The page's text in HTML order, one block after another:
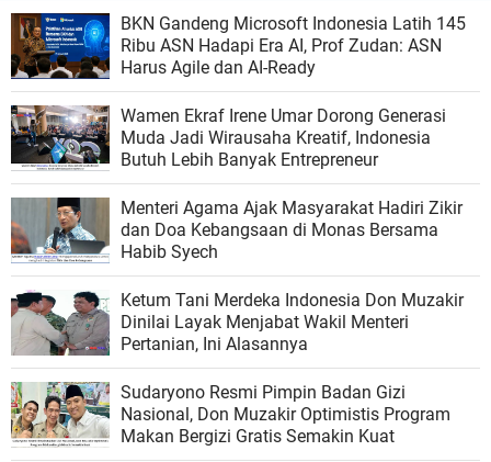
BKN Gandeng Microsoft Indonesia Latih 145
Ribu ASN Hadapi Era AI, Prof Zudan: ASN
Harus Agile dan AI-Ready
Wamen Ekraf Irene Umar Dorong Generasi
Muda Jadi Wirausaha Kreatif, Indonesia
Butuh Lebih Banyak Entrepreneur
Menteri Agama Ajak Masyarakat Hadiri Zikir
dan Doa Kebangsaan di Monas Bersama
Habib Syech
Ketum Tani Merdeka Indonesia Don Muzakir
Dinilai Layak Menjabat Wakil Menteri
Pertanian, Ini Alasannya
Sudaryono Resmi Pimpin Badan Gizi
Nasional, Don Muzakir Optimistis Program
Makan Bergizi Gratis Semakin Kuat